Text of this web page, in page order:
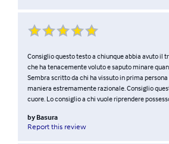
Consiglio questo testo a chiunque abbia avuto il
che ha tenacemente voluto e saputo minare
Sembra scritto da chi ha vissuto in prima
maniera estremamente razionale. Consiglio
cuore. Lo consiglio a chi vuole riprendere
by Basura
Report this review